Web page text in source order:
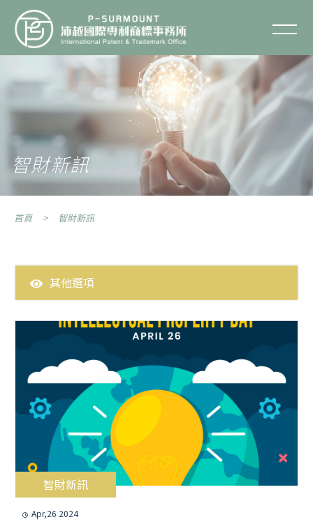
智財新訊
關於沛越
服務項目
服務流程
智財專欄
智財Q&A
最新消息
聯絡我們
智財新訊
首頁 智財新訊
其他選項
智財新訊
Apr,26 2024